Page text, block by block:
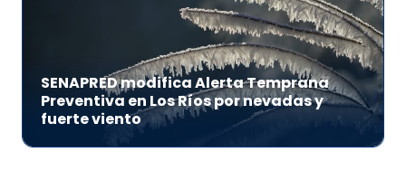
SENAPRED modifica Alerta Temprana
Preventiva en Los Ríos por nevadas y
fuerte viento